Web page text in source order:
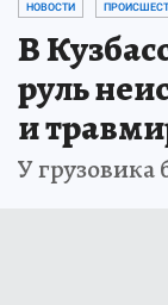
НОВОСТИ
В
руль
и
У